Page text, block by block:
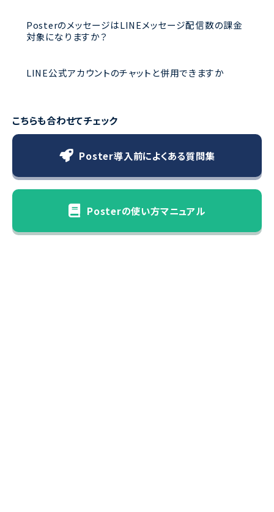
PosterのメッセージはLINEメッセージ配信数の課金
対象になりますか？
LINE公式アカウントのチャットと併用できますか
こちらも合わせてチェック
Poster導入前によくある質問集
Posterの使い方マニュアル